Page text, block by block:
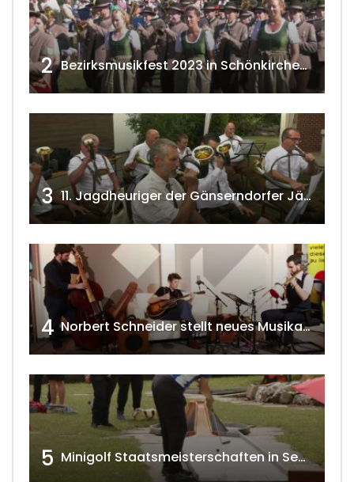
2 Bezirksmusikfest 2023 in Schönkirchen-Reyersdorf
3 11. Jagdheuriger der Gänserndorfer Jäger 2020 w4tv166
4 Norbert Schneider stellt neues Musikalbum vor 2020 w4tv168
5 Minigolf Staatsmeisterschaften in Seefeld-Kadolz w4tv174